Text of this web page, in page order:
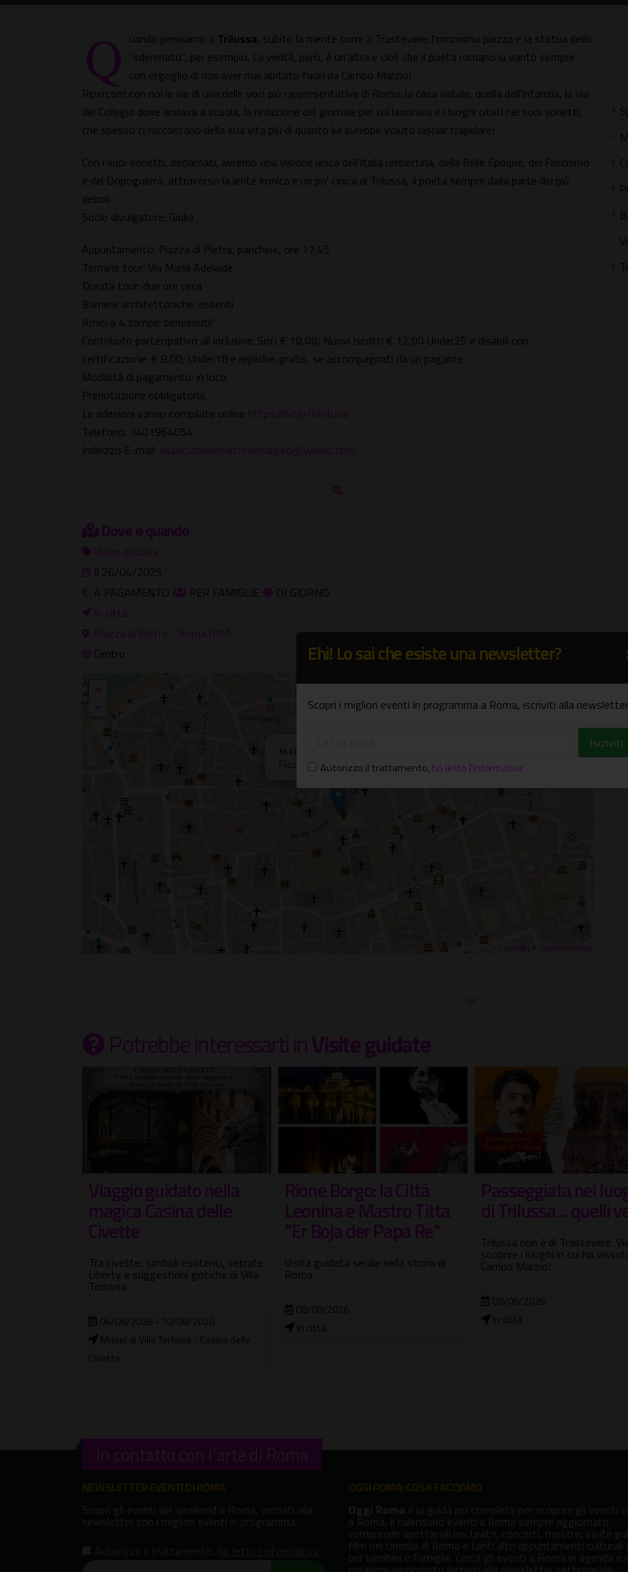
Q uando pensiamo a Trilussa, subito la mente corre a Trastevere: l'omonima piazza e la statua dello
"sderenato", per esempio. La verità, però, è un'altra e cioè che il poeta romano si vantò sempre
con orgoglio di non aver mai abitato fuori da Campo Marzio!
Ripercorri con noi le vie di una delle voci più rappresentative di Roma: la casa natale, quella dell'infanzia, la via
del Collegio dove andava a scuola, la redazione del giornale per cui lavorava e i luoghi citati nei suoi sonetti,
che spesso ci raccontano della sua vita più di quanto lui avrebbe voluto lasciar trapelare!
Con i suoi sonetti, declamati, avremo una visione unica dell'Italia umbertina, della Belle Epoque, del Fascismo
e del Dopoguerra, attraverso la lente ironica e un po' cinica di Trilussa, il poeta sempre dalla parte dei più
deboli.
Socio divulgatore: Giulia
Appuntamento: Piazza di Pietra, panchine, ore 17.45
Termine tour: Via Maria Adelaide
Durata tour: due ore circa
Barriere architettoniche: assenti
Amici a 4 zampe: benvenuti!
Contributo partecipativo all inclusive: Soci € 10,00; Nuovi iscritti € 12,00 Under25 e disabili con
certificazione: € 8,00; Under18 e repliche: gratis, se accompagnati da un pagante
Modalità di pagamento: in loco
Prenotazione obbligatoria.
Le adesioni vanno compilate online https://bit.ly/46Itusa
Telefono: 3401964054
Indirizzo E-mail: associazioneculturalecalipso@yahoo.com
Dove e quando
Visite guidate
Il 26/04/2025
A PAGAMENTO
PER FAMIGLIE
DI GIORNO
In città
Piazza di Pietra - Roma (RM)
Centro
Piazza di Pietra - Roma (RM)
+
−
Potrebbe interessartiinVisite guidate
Viaggio guidato nella
magica Casina delle
Civette
Tra civette, simboli esoterici, vetrate
Liberty e suggestioni gotiche di Villa
Torlonia
04/08/2026 - 10/08/2026
Musei di Villa Torlonia - Casina delle
Civette
Rione Borgo: la Città
Leonina e Mastro Titta
"Er Boja der Papa Re"
Visita guidata serale nella storia di
Roma
08/08/2026
In città
Passeggiata nei
di Trilussa... quelli
Trilussa non è di Trastevere.
scoprire i luoghi in cui ha
Campo Marzio!
08/08/2026
In città
In contatto con l'arte di Roma
Ehi! Lo sai che esiste una newsletter?
Scopri i migliori eventi in programma a Roma, iscriviti alla
Autorizzo il trattamento, ho letto l'informativa